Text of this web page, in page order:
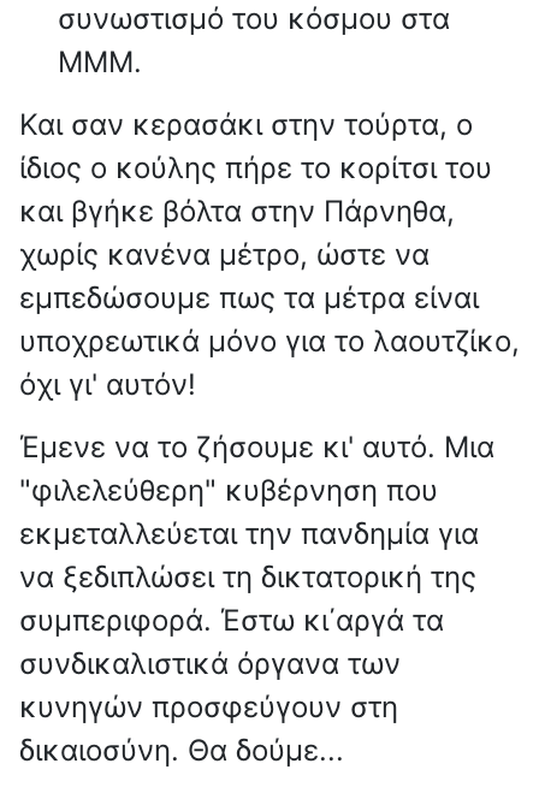
συνωστισμό του κόσμου στα
ΜΜΜ.
Και σαν κερασάκι στην τούρτα, ο
ίδιος ο κούλης πήρε το κορίτσι του
και βγήκε βόλτα στην Πάρνηθα,
χωρίς κανένα μέτρο, ώστε να
εμπεδώσουμε πως τα μέτρα είναι
υποχρεωτικά μόνο για το λαουτζίκο,
όχι γι' αυτόν!
Έμενε να το ζήσουμε κι' αυτό. Μια
"φιλελεύθερη" κυβέρνηση που
εκμεταλλεύεται την πανδημία για
να ξεδιπλώσει τη δικτατορική της
συμπεριφορά. Έστω κι΄αργά τα
συνδικαλιστικά όργανα των
κυνηγών προσφεύγουν στη
δικαιοσύνη. Θα δούμε...